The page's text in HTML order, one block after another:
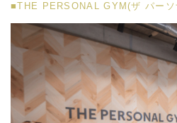
■THE PERSONAL GYM(ザ パーソ